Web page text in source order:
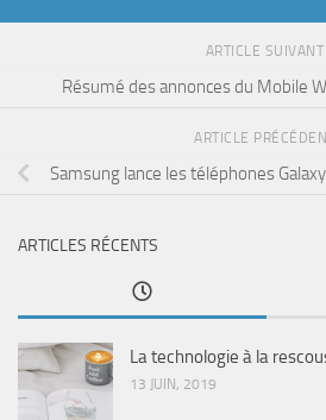
ARTICLE SUIVANT
Résumé des annonces du Mobile
ARTICLE
Samsung lance les téléphones
ARTICLES RÉCENTS
La technologie à la
13 JUIN, 2019